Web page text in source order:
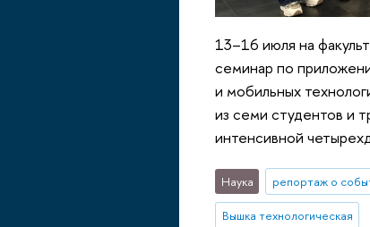
13–16 июля на
семинар по
и мобильных
из семи студентов и
интенсивной
Наука репортаж о
Вышка технологическая